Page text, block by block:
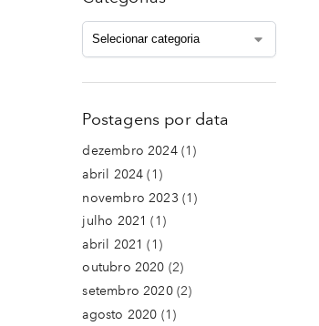
Postagens por data
dezembro 2024(1)
abril 2024 (1)
novembro 2023 (1)
julho 2021 (1)
abril 2021 (1)
outubro 2020 (2)
setembro 2020(2)
agosto 2020 (1)